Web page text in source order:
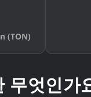
(TON)
무엇인가